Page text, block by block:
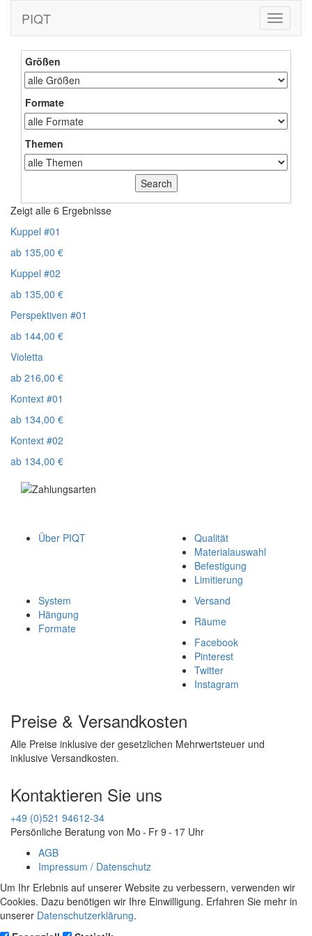
Toggle
PIQT
Größen
Formate
Themen
Zeigt alle 6 Ergebnisse
Kuppel #01
ab 135,00 €
Kuppel #02
ab 135,00 €
Perspektiven #01
ab 144,00 €
Violetta
ab 216,00 €
Kontext #01
ab 134,00 €
Kontext #02
ab 134,00 €
Über PIQT
Qualität
Materialauswahl
Befestigung
Limitierung
System
Hängung
Formate
Versand
Räume
Facebook
Pinterest
Twitter
Instagram
Preise & Versandkosten
Alle Preise inklusive der gesetzlichen Mehrwertsteuer und
inklusive Versandkosten.
Kontaktieren Sie uns
+49 (0)521 94612-34
Persönliche Beratung von Mo - Fr 9 - 17 Uhr
AGB
Impressum / Datenschutz
Um Ihr Erlebnis auf unserer Website zu verbessern, verwenden wir
Cookies. Dazu benötigen wir Ihre Einwilligung. Erfahren Sie mehr in
unserer Datenschutzerklärung.